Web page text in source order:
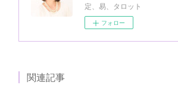
定、易、タロット
フォロー
関連記事